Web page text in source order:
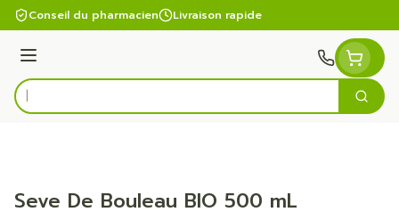
Aller au contenu
Conseil du pharmacien Livraison rapide
Menu
Rechercher
Seve De Bouleau BIO 500 mL